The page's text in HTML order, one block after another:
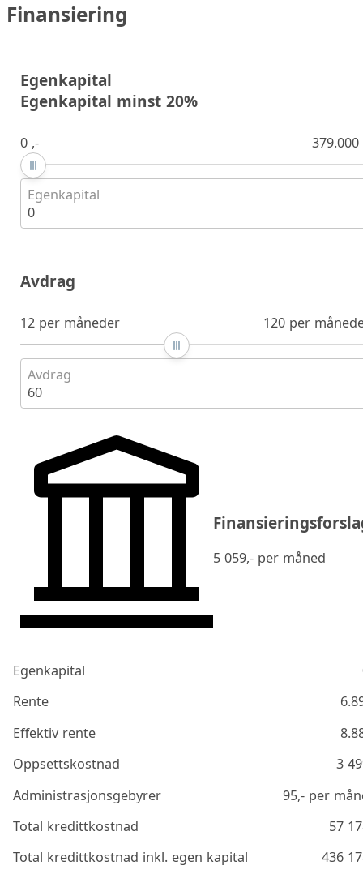
Finansiering
Egenkapital
Egenkapital minst 20%
0 ,- 379.000
Egenkapital
0
Avdrag
12 per måneder 120 per
Avdrag
60
5 059,- per måned
Egenkapital
Rente
Effektiv rente
Oppsettskostnad
3
Administrasjonsgebyrer
95,- per
Total kredittkostnad
57
Total kredittkostnad inkl. egen kapital
436